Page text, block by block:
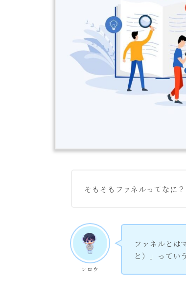
そもそもファネルってなに？
シロウ
ファネルとは
と）」ってい